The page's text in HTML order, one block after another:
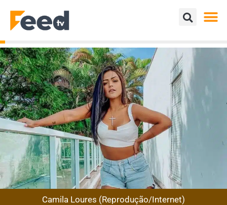
Camila Loures (Reprodução/Internet)